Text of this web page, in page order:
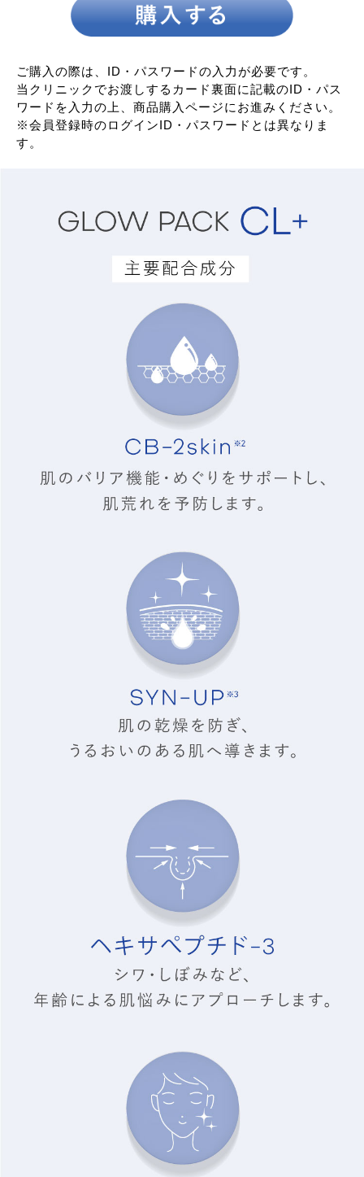
ご購入の際は、ID・パスワードの入力が必要です。
当クリニックでお渡しするカード裏面に記載のID・パス
ワードを入力の上、商品購入ページにお進みください。
※会員登録時のログインID・パスワードとは異なりま
す。